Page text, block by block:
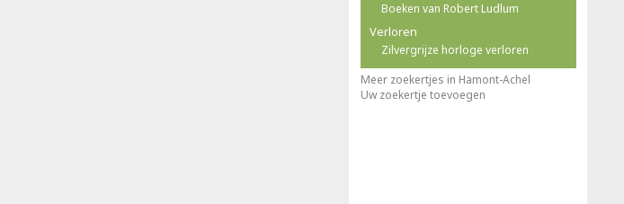
Boeken van Robert Ludlum
Verloren
Zilvergrijze horloge verloren
Meer zoekertjes in Hamont-Achel
Uw zoekertje toevoegen